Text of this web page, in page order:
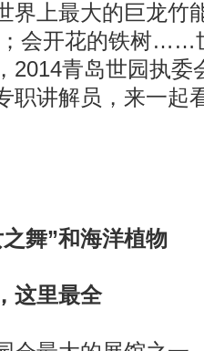
界上最大的巨龙竹
会开花的铁树……
2014青岛世园执委
职讲解员，来一起
舞”和海洋植物
里最全